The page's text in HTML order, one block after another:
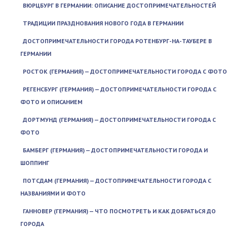
ВЮРЦБУРГ В ГЕРМАНИИ: ОПИСАНИЕ ДОСТОПРИМЕЧАТЕЛЬНОСТЕЙ
ТРАДИЦИИ ПРАЗДНОВАНИЯ НОВОГО ГОДА В ГЕРМАНИИ
ДОСТОПРИМЕЧАТЕЛЬНОСТИ ГОРОДА РОТЕНБУРГ-НА-ТАУБЕРЕ В
ГЕРМАНИИ
РОСТОК (ГЕРМАНИЯ) — ДОСТОПРИМЕЧАТЕЛЬНОСТИ ГОРОДА С ФОТО
РЕГЕНСБУРГ (ГЕРМАНИЯ) — ДОСТОПРИМЕЧАТЕЛЬНОСТИ ГОРОДА С
ФОТО И ОПИСАНИЕМ
ДОРТМУНД (ГЕРМАНИЯ) — ДОСТОПРИМЕЧАТЕЛЬНОСТИ ГОРОДА С
ФОТО
БАМБЕРГ (ГЕРМАНИЯ) — ДОСТОПРИМЕЧАТЕЛЬНОСТИ ГОРОДА И
ШОППИНГ
ПОТСДАМ (ГЕРМАНИЯ) — ДОСТОПРИМЕЧАТЕЛЬНОСТИ ГОРОДА С
НАЗВАНИЯМИ И ФОТО
ГАННОВЕР (ГЕРМАНИЯ) — ЧТО ПОСМОТРЕТЬ И КАК ДОБРАТЬСЯ ДО
ГОРОДА